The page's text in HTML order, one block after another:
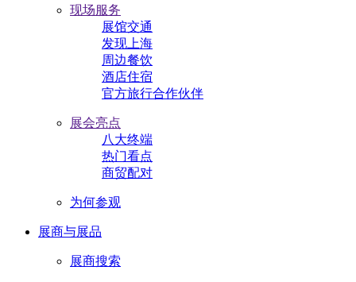
现场服务
展馆交通
发现上海
周边餐饮
酒店住宿
官方旅行合作伙伴
展会亮点
八大终端
热门看点
商贸配对
为何参观
展商与展品
展商搜索